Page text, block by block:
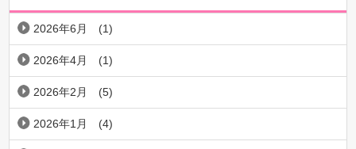
2026年6月 (1)
2026年4月 (1)
2026年2月 (5)
2026年1月 (4)